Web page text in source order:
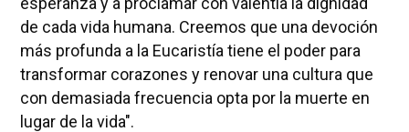
de cada vida humana. Creemos que una devoción
más profunda a la Eucaristía tiene el poder para
transformar corazones y renovar una cultura que
con demasiada frecuencia opta por la muerte en
lugar de la vida".